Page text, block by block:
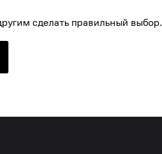
сделать правильный выбор.